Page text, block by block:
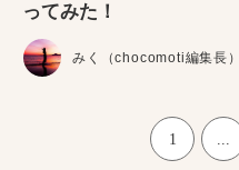
ってみた！
みく（chocomoti編集長）
1 ...